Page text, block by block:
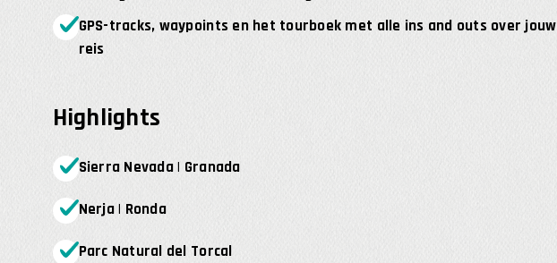
GPS-tracks, waypoints en het tourboek met alle ins and outs over jouw
reis
Highlights
Sierra Nevada | Granada
Nerja | Ronda
Parc Natural del Torcal